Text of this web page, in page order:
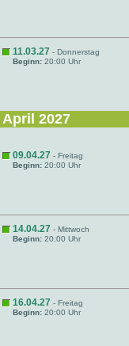
11.03.27 - Donnerstag
Beginn: 20:00 Uhr
April 2027
09.04.27 - Freitag
Beginn: 20:00 Uhr
14.04.27 - Mittwoch
Beginn: 20:00 Uhr
16.04.27 - Freitag
Beginn: 20:00 Uhr